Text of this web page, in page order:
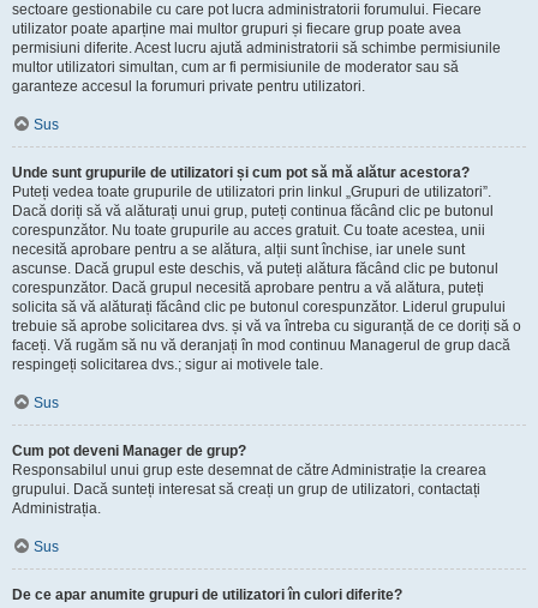
sectoare gestionabile cu care pot lucra administratorii forumului. Fiecare
utilizator poate aparține mai multor grupuri și fiecare grup poate avea
permisiuni diferite. Acest lucru ajută administratorii să schimbe permisiunile
multor utilizatori simultan, cum ar fi permisiunile de moderator sau să
garanteze accesul la forumuri private pentru utilizatori.
Sus
Unde sunt grupurile de utilizatori și cum pot să mă alătur acestora?
Puteți vedea toate grupurile de utilizatori prin linkul „Grupuri de utilizatori”.
Dacă doriți să vă alăturați unui grup, puteți continua făcând clic pe butonul
corespunzător. Nu toate grupurile au acces gratuit. Cu toate acestea, unii
necesită aprobare pentru a se alătura, alții sunt închise, iar unele sunt
ascunse. Dacă grupul este deschis, vă puteți alătura făcând clic pe butonul
corespunzător. Dacă grupul necesită aprobare pentru a vă alătura, puteți
solicita să vă alăturați făcând clic pe butonul corespunzător. Liderul grupului
trebuie să aprobe solicitarea dvs. și vă va întreba cu siguranță de ce doriți să o
faceți. Vă rugăm să nu vă deranjați în mod continuu Managerul de grup dacă
respingeți solicitarea dvs.; sigur ai motivele tale.
Sus
Cum pot deveni Manager de grup?
Responsabilul unui grup este desemnat de către Administrație la crearea
grupului. Dacă sunteți interesat să creați un grup de utilizatori, contactați
Administrația.
Sus
De ce apar anumite grupuri de utilizatori în culori diferite?